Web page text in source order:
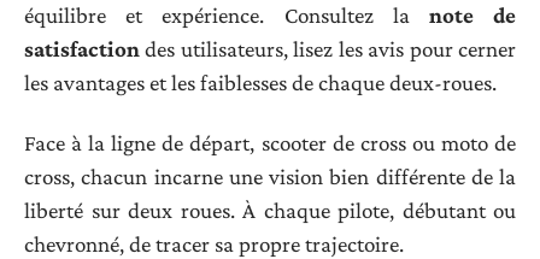
équilibre et expérience. Consultez la note de
satisfaction des utilisateurs, lisez les avis pour cerner
les avantages et les faiblesses de chaque deux-roues.
Face à la ligne de départ, scooter de cross ou moto de
cross, chacun incarne une vision bien différente de la
liberté sur deux roues. À chaque pilote, débutant ou
chevronné, de tracer sa propre trajectoire.